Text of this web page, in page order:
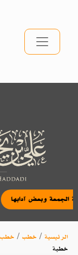
مكانة الجمعة وبعض
الرئيسية / خطب/
خطبة